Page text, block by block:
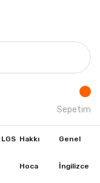
Sepetim
LGS Hakkı
Hoca
Genel
İngilizce